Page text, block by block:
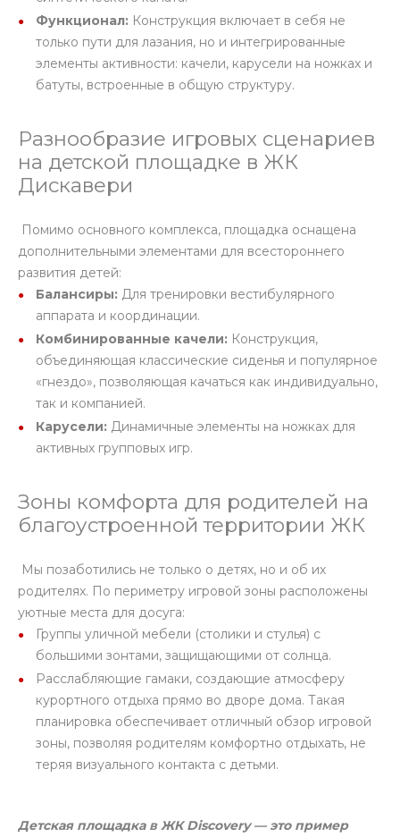
Функционал: Конструкция включает в себя не
только пути для лазания, но и интегрированные
элементы активности: качели, карусели на ножках и
батуты, встроенные в общую структуру.
Разнообразие игровых сценариев
на детской площадке в ЖК
Дискавери
Помимо основного комплекса, площадка оснащена
дополнительными элементами для всестороннего
развития детей:
Балансиры: Для тренировки вестибулярного
аппарата и координации.
Комбинированные качели: Конструкция,
объединяющая классические сиденья и популярное
«гнездо», позволяющая качаться как индивидуально,
так и компанией.
Карусели: Динамичные элементы на ножках для
активных групповых игр.
Зоны комфорта для родителей на
благоустроенной территории ЖК
Мы позаботились не только о детях, но и об их
родителях. По периметру игровой зоны расположены
уютные места для досуга:
Группы уличной мебели (столики и стулья) с
большими зонтами, защищающими от солнца.
Расслабляющие гамаки, создающие атмосферу
курортного отдыха прямо во дворе дома. Такая
планировка обеспечивает отличный обзор игровой
зоны, позволяя родителям комфортно отдыхать, не
теряя визуального контакта с детьми.
Детская площадка в ЖК Discovery — это пример